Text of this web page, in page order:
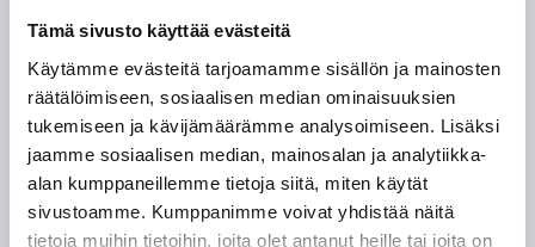
Tämä sivusto käyttää evästeitä
Käytämme evästeitä tarjoamamme sisällön ja mainosten
räätälöimiseen, sosiaalisen median ominaisuuksien
tukemiseen ja kävijämäärämme analysoimiseen. Lisäksi
jaamme sosiaalisen median, mainosalan ja analytiikka-
alan kumppaneillemme tietoja siitä, miten käytät
sivustoamme. Kumppanimme voivat yhdistää näitä
tietoja muihin tietoihin, joita olet antanut heille tai joita on
Ko­ko Kai­nuus­sa on voi­mas­sa seu­raa­vat suo­si­tuk­set:
Mas­ki­suo­si­tus on voi­mas­sa kai­kis­sa oman
per­heen ul­ko­puo­li­sis­sa lä­hi­kon­tak­teis­sa
Hy­väs­tä kä­si­hy­gie­nias­ta huo­leh­ti­mi­nen
Lä­hi­kon­tak­tien vält­tä­mi­nen ja riit­tä­vän tur­
va­vä­lin pi­tä­mi­nen
Ka­jaa­niin suun­tau­tu­vaa mat­kai­lua ei suo­si­tel­